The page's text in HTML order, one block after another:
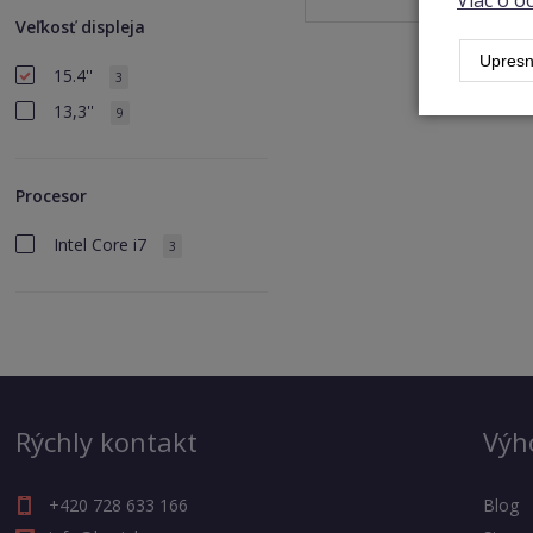
Veľkosť displeja
15.4'' 3
13,3'' 9
Procesor
Intel Core i7 3
Rýchly kontakt
+420 728 633 166
Blog